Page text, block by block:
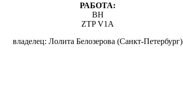
РАБОТА:
BH
ZTP V1A
владелец: Лолита Белозерова (Санкт-Петербург)